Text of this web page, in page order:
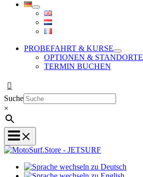
PROBEFAHRT & KURSE
OPTIONEN & STANDORTE
TERMIN BUCHEN
Suche
×